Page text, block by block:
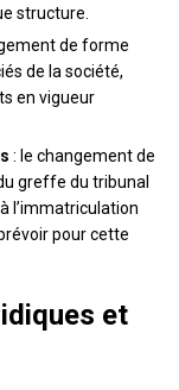
structure.
de forme
de la société,
en vigueur
: le changement de
greffe du tribunal
l’immatriculation
pour cette
et